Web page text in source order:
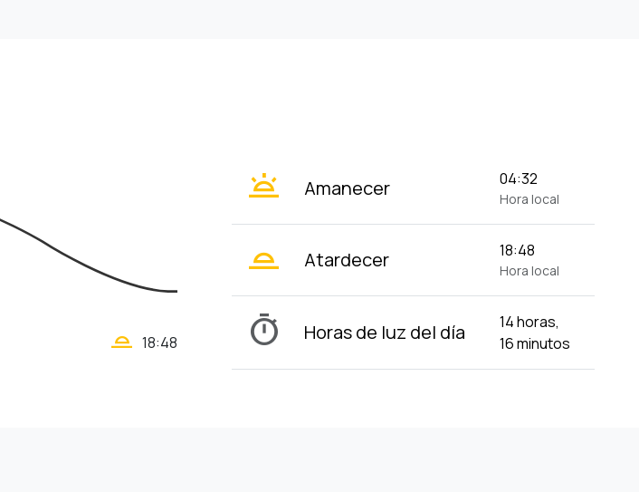
wb_twilight_2 18:48
wb_twilight Amanecer 04:32
Hora local
wb_twilight_2 Atardecer 18:48
Hora local
timer Horas de luz del día
14 horas,
16 minutos